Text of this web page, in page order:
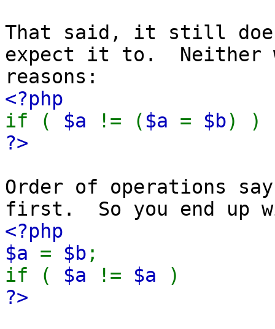
That said, it still
expect it to. Neither
reasons:
<?php
if ( $a != ( $a = $b) )
?>
Order of operations
first. So you end up
<?php
$a = $b ;
if ( $a != $a
)
?>